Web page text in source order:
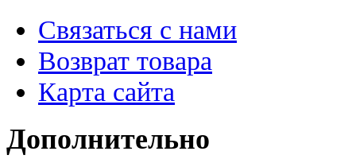
Связаться с нами
Возврат товара
Карта сайта
Дополнительно